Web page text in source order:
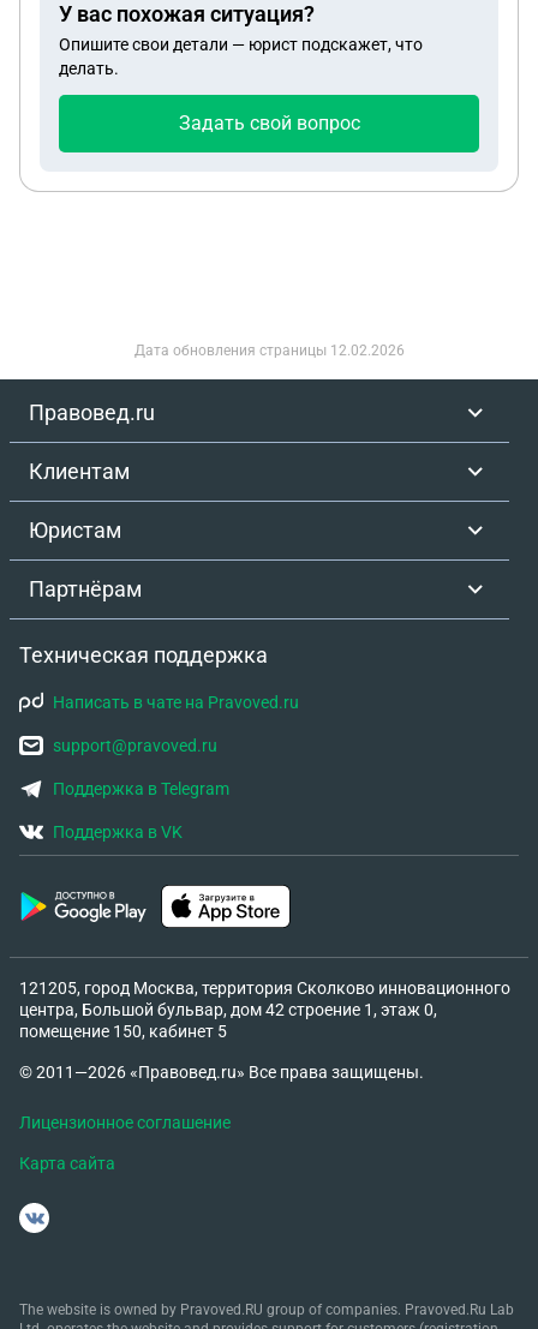
лет.В паспортах он вписан в украинских,но это
сказали не имеет значение,есть копия
свидетельства о рождении,тоже сказали не
госуслуги тоже нет.Что делать в такой
У вас похожая ситуация?
Опишите свои детали — юрист подскажет, что
делать.
Задать свой вопрос
Дата обновления страницы 12.02.2026
Правовед.ru
Клиентам
Юристам
Партнёрам
Техническая поддержка
Написать в чате на Pravoved.ru
support@pravoved.ru
Поддержка в Telegram
Поддержка в VK
121205, город Москва, территория Сколково инновационного
центра, Большой бульвар, дом 42 строение 1, этаж 0,
помещение 150, кабинет 5
© 2011—2026 «Правовед.ru» Все права защищены.
Лицензионное соглашение
Карта сайта
The website is owned by Pravoved.RU group of companies. Pravoved.Ru Lab